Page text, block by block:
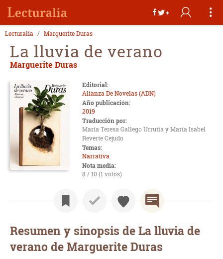
Lecturalia Marguerite Duras
La lluvia de verano
Marguerite Duras
Editorial:
Alianza De Novelas (ADN)
Año publicación:
2019
Traducción por:
María Teresa Gallego Urrutia y María Isabel
Reverte Cejudo
Temas:
Narrativa
Nota media:
8 / 10 (1 votos)
Resumen y sinopsis de La lluvia de
verano de Marguerite Duras